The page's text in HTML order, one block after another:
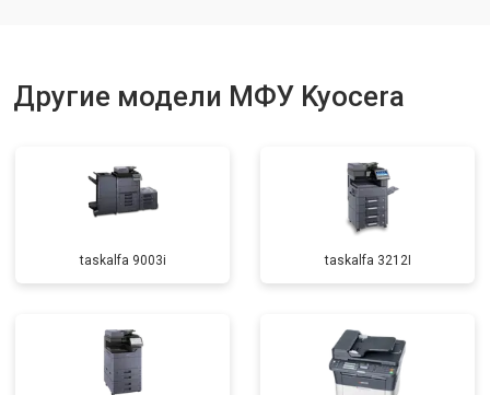
Другие модели МФУ Kyocera
taskalfa 9003i taskalfa 3212I